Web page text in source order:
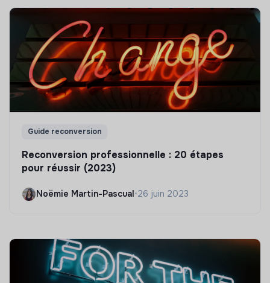
Guide reconversion
Reconversion professionnelle : 20 étapes
pour réussir (2023)
Noëmie Martin-Pascual•26 juin 2023